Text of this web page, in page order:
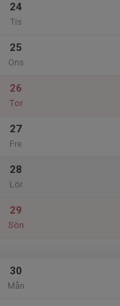
24
Tis
25
Ons
26
Tor
27
Fre
28
Lör
29
Sön
30
Mån